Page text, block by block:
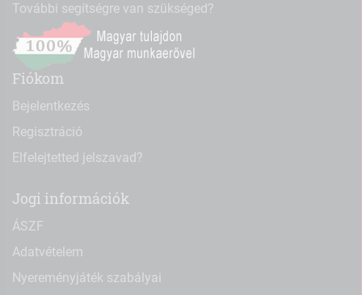
További segítségre van szükséged?
Fiókom
Bejelentkezés
Regisztráció
Elfelejtetted jelszavad?
Jogi információk
ÁSZF
Adatvételem
Nyereményjáték szabályai